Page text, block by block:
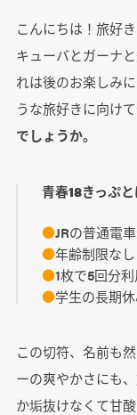
こんにちは！旅好
キューバとガーナ
れは後のお楽しみ
うな旅好きに向け
でしょうか。
青春18きっぷ
●JRの普通電
●年齢制限なし
●1枚で5回分
●学生の長期
この切符、名前も
ーの爽やかさにも
か垢抜けなくて甘